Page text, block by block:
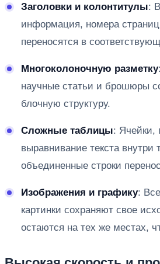
Заголовки и колонтитулы:
информация, номера
переносятся в
Многоколоночную разметку
научные статьи и брошюры
блочную структуру.
Сложные таблицы: Ячейки,
выравнивание текста внутри
объединенные строки
Изображения и графику:
картинки сохраняют свое
остаются на тех же местах,